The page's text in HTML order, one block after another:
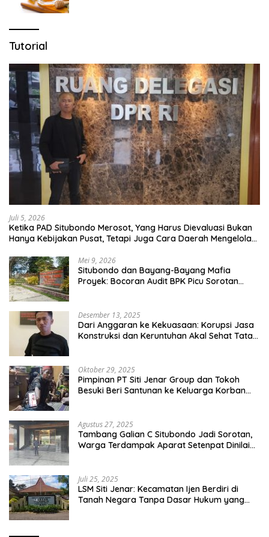
Tutorial
Juli 5, 2026
Ketika PAD Situbondo Merosot, Yang Harus Dievaluasi Bukan
Hanya Kebijakan Pusat, Tetapi Juga Cara Daerah Mengelola
Mei 9, 2026
Situbondo dan Bayang-Bayang Mafia
Proyek: Bocoran Audit BPK Picu Sorotan
Desember 13, 2025
Dari Anggaran ke Kekuasaan: Korupsi Jasa
Konstruksi dan Keruntuhan Akal Sehat Tata
Oktober 29, 2025
Pimpinan PT Siti Jenar Group dan Tokoh
Besuki Beri Santunan ke Keluarga Korban
Agustus 27, 2025
Tambang Galian C Situbondo Jadi Sorotan,
Warga Terdampak Aparat Setenpat Dinilai
Juli 25, 2025
LSM Siti Jenar: Kecamatan Ijen Berdiri di
Tanah Negara Tanpa Dasar Hukum yang